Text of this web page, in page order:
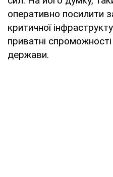
оперативно посилити
критичної
приватні
держави.